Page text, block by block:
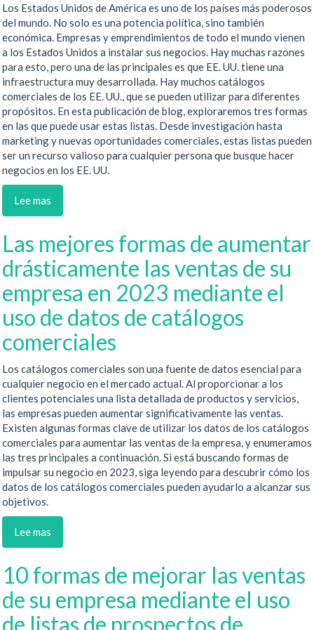
Los Estados Unidos de América es uno de los países más poderosos
del mundo. No solo es una potencia política, sino también
económica. Empresas y emprendimientos de todo el mundo vienen
a los Estados Unidos a instalar sus negocios. Hay muchas razones
para esto, pero una de las principales es que EE. UU. tiene una
infraestructura muy desarrollada. Hay muchos catálogos
comerciales de los EE. UU., que se pueden utilizar para diferentes
propósitos. En esta publicación de blog, exploraremos tres formas
en las que puede usar estas listas. Desde investigación hasta
marketing y nuevas oportunidades comerciales, estas listas pueden
ser un recurso valioso para cualquier persona que busque hacer
negocios en los EE. UU.
Lee mas
Las mejores formas de aumentar
drásticamente las ventas de su
empresa en 2023 mediante el
uso de datos de catálogos
comerciales
Los catálogos comerciales son una fuente de datos esencial para
cualquier negocio en el mercado actual. Al proporcionar a los
clientes potenciales una lista detallada de productos y servicios,
las empresas pueden aumentar significativamente las ventas.
Existen algunas formas clave de utilizar los datos de los catálogos
comerciales para aumentar las ventas de la empresa, y enumeramos
las tres principales a continuación. Si está buscando formas de
impulsar su negocio en 2023, siga leyendo para descubrir cómo los
datos de los catálogos comerciales pueden ayudarlo a alcanzar sus
objetivos.
Lee mas
10 formas de mejorar las ventas
de su empresa mediante el uso
de listas de prospectos de